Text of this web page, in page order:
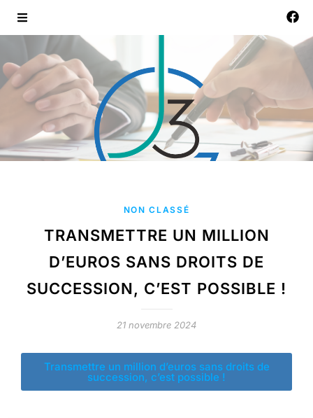
NON CLASSÉ
TRANSMETTRE UN MILLION
D’EUROS SANS DROITS DE
SUCCESSION, C’EST POSSIBLE !
21 novembre 2024
Transmettre un million d’euros sans droits de
succession, c’est possible !